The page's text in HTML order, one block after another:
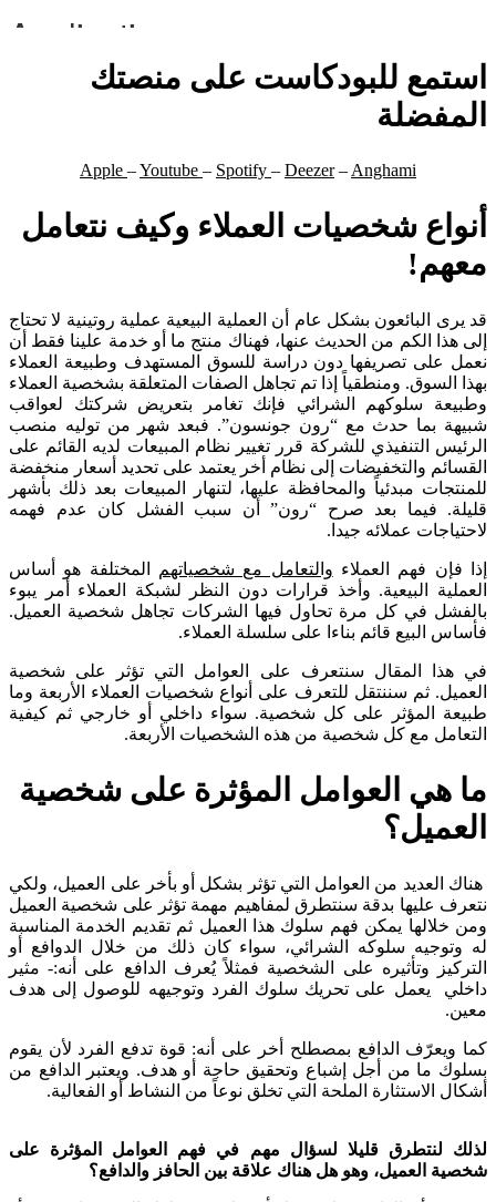
استمع للبودكاست على منصتك
المفضلة
Apple –Youtube – Spotify – Deezer– Anghami
أنواع شخصيات العملاء وكيف نتعامل
معهم!
قد يرى البائعون بشكل عام أن العملية البيعية عملية روتينية لا تحتاج
إلى هذا الكم من الحديث عنها، فهناك منتج ما أو خدمة علينا فقط أن
نعمل على تصريفها دون دراسة للسوق المستهدف وطبيعة العملاء
بهذا السوق. ومنطقياً إذا تم تجاهل الصفات المتعلقة بشخصية العملاء
وطبيعة سلوكهم الشرائي فإنك تغامر بتعريض شركتك لعواقب
شبيهة بما حدث مع “رون جونسون”. فبعد شهر من توليه منصب
الرئيس التنفيذي للشركة قرر تغيير نظام المبيعات لديه القائم على
القسائم والتخفيضات إلى نظام أخر يعتمد على تحديد أسعار منخفضة
للمنتجات مبدئياً والمحافظة عليها، لتنهار المبيعات بعد ذلك بأشهر
قليلة. فيما بعد صرح “رون” أن سبب الفشل كان عدم فهمه
لاحتياجات عملائه جيدا.
إذا فإن فهم العملاء والتعامل مع شخصياتهم
المختلفة هو أساس
العملية البيعية. وأخذ قرارات دون النظر لشبكة العملاء أمر يبوء
بالفشل في كل مرة تحاول فيها الشركات تجاهل شخصية العميل.
فأساس البيع قائم بناءا على سلسلة العملاء.
في هذا المقال سنتعرف على العوامل التي تؤثر على شخصية
العميل. ثم سننتقل للتعرف على أنواع شخصيات العملاء الأربعة وما
طبيعة المؤثر على كل شخصية. سواء داخلي أو خارجي ثم كيفية
التعامل مع كل شخصية من هذه الشخصيات الأربعة.
ما هي العوامل المؤثرة على شخصية
العميل؟
هناك العديد من العوامل التي تؤثر بشكل أو بأخر على العميل، ولكي
نتعرف عليها بدقة سنتطرق لمفاهيم مهمة تؤثر على شخصية العميل
ومن خلالها يمكن فهم سلوك هذا العميل ثم تقديم الخدمة المناسبة
له وتوجيه سلوكه الشرائي، سواء كان ذلك من خلال الدوافع أو
التركيز وتأثيره على الشخصية فمثلاً يُعرف الدافع على أنه:- مثير
داخلي يعمل على تحريك سلوك الفرد وتوجيهه للوصول إلى هدف
معين.
كما ويعرّف الدافع بمصطلح أخر على أنه: قوة تدفع الفرد لأن يقوم
بسلوك ما من أجل إشباع وتحقيق حاجة أو هدف. ويعتبر الدافع من
أشكال الاستثارة الملحة التي تخلق نوعاً من النشاط أو الفعالية.
لذلك لنتطرق قليلا لسؤال مهم في فهم العوامل المؤثرة على
شخصية العميل، وهو هل هناك علاقة بين الحافز والدافع؟